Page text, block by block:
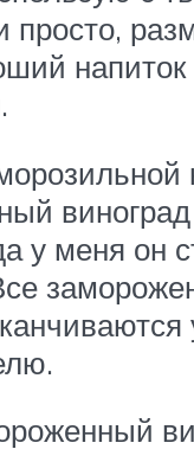
просто,
напиток
у меня он